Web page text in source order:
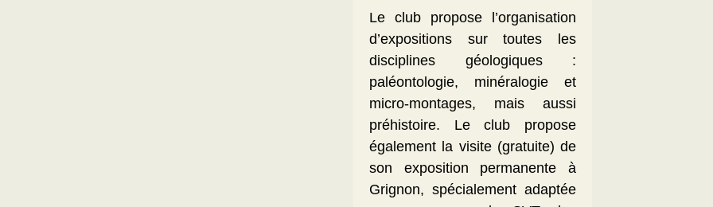
Le club propose l’organisation
d’expositions sur toutes les
disciplines géologiques :
paléontologie, minéralogie et
micro-montages, mais aussi
préhistoire. Le club propose
également la visite (gratuite) de
son exposition permanente à
Grignon, spécialement adaptée